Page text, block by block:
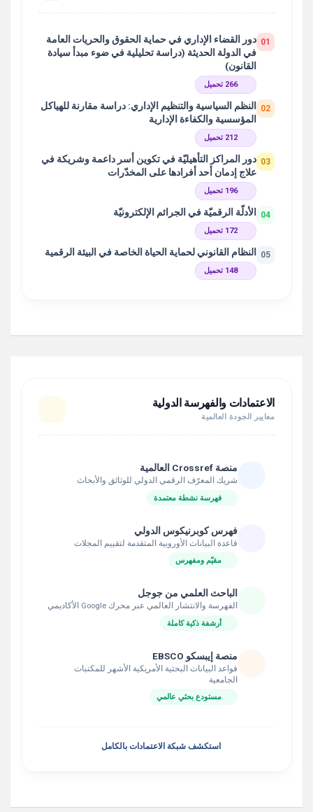
01 دور القضاء الإداري في حماية الحقوق والحريات العامة
في الدولة الحديثة (دراسة تحليلية في ضوء مبدأ سيادة
القانون)
266 تحميل
02
النظم السياسية والتنظيم الإداري: دراسة مقارنة للهياكل
المؤسسية والكفاءة الإدارية
212 تحميل
03 دور المراكز التأهيليّة في تكوين أسر داعمة وشريكة في
علاج إدمان أحد أفرادها على المخدّرات
196 تحميل
04 الأدلّة الرقميّة في الجرائم الإلكترونيّة
172 تحميل
05 النظام القانوني لحماية الحياة الخاصة في البيئة الرقمية
148 تحميل
الاعتمادات والفهرسة الدولية
معايير الجودة العالمية
منصة Crossref العالمية
شريك المعرّف الرقمي الدولي للوثائق والأبحاث
فهرسة نشطة معتمدة
فهرس كوبرنيكوس الدولي
قاعدة البيانات الأوروبية المتقدمة لتقييم المجلات
مقيّم ومفهرس
الباحث العلمي من جوجل
الفهرسة والانتشار العالمي عبر محرك Google الأكاديمي
أرشفة ذكية كاملة
منصة إيبسكو EBSCO
قواعد البيانات البحثية الأمريكية الأشهر للمكتبات
الجامعية
مستودع بحثي عالمي
استكشف شبكة الاعتمادات بالكامل